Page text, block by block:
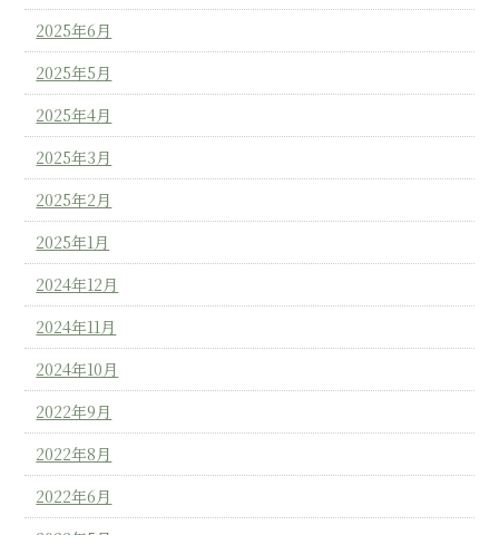
2025年6月
2025年5月
2025年4月
2025年3月
2025年2月
2025年1月
2024年12月
2024年11月
2024年10月
2022年9月
2022年8月
2022年6月